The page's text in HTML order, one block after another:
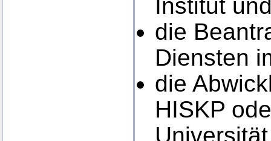
Institut
die
Diensten
die
HISKP